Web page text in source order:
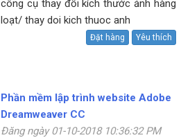
công cụ thay đổi kích thước ảnh hàng
loạt/ thay doi kich thuoc anh
Đặt hàng Yêu thích
Phần mềm lập trình website Adobe
Dreamweaver CC
Đăng ngày 01-10-2018 10:36:32 PM